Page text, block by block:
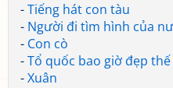
-Tiếng hát con tàu
- Người đi tìm hình của
- Con cò
-Tổ quốc bao giờ đẹp thế
-Xuân